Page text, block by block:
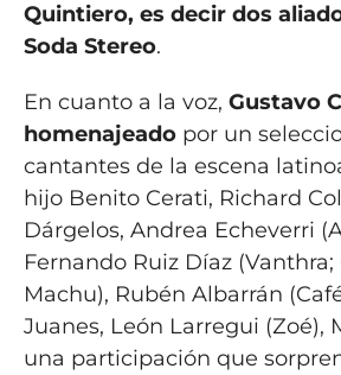
Quintiero, es decir dos
Soda Stereo.
En cuanto a la voz, Gustavo
homenajeadopor un
cantantes de la escena
hijo Benito Cerati, Richard
Dárgelos, Andrea Echeverri
Fernando Ruiz Díaz
Machu), Rubén Albarrán
Juanes, León Larregui (Zoé),
una participación que